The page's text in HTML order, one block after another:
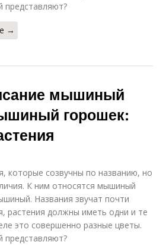
представляют?
→
мышиный
горошек:
которые созвучны по названию, но
К ним относятся мышиный
Названия звучат почти
растения должны иметь одни и те
это совершенно разные цветы.
представляют?